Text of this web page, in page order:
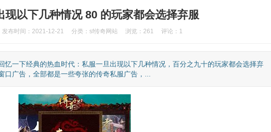
现以下几种情况 80 的玩家都会选择弃服
发布时间：2021-12-21 分类： sf传奇网站 浏览：261 评论：1
忆一下经典的热血时代：私服一旦出现以下几种情况，百分之九十的玩家都会选择弃
广告，全部都是一些夸张的传奇私服广告，...